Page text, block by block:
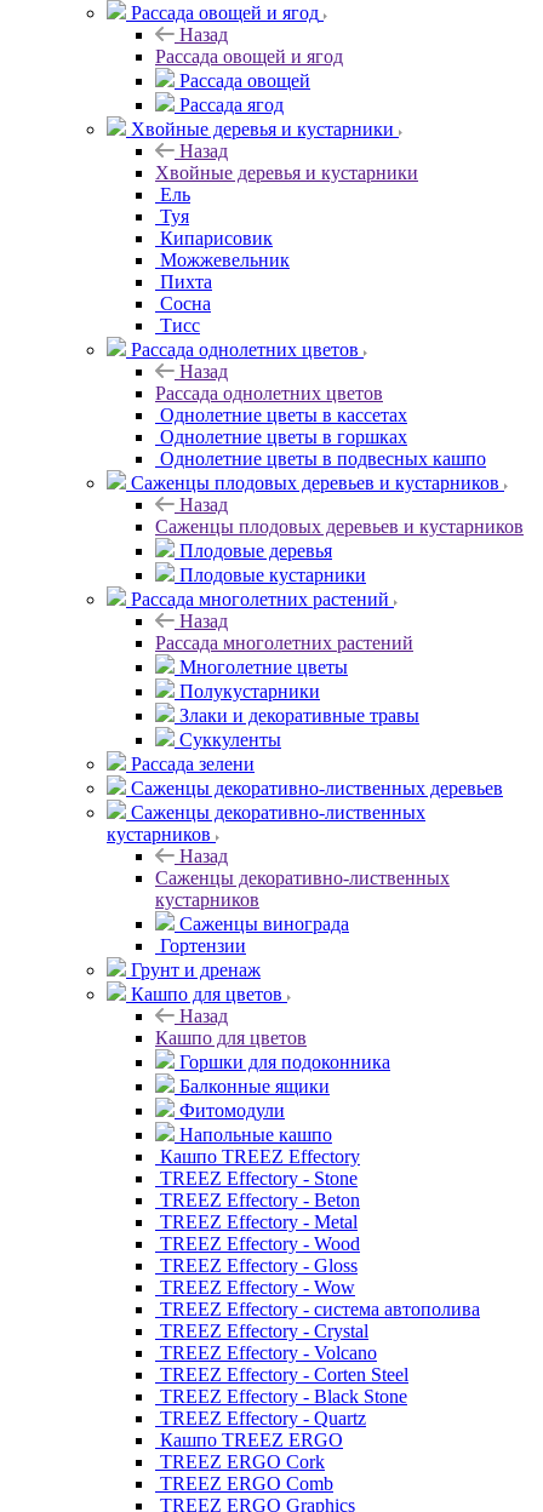
Рассада овощей и ягод
Назад
Рассада овощей и ягод
Рассада овощей
Рассада ягод
Хвойные деревья и кустарники
Назад
Хвойные деревья и кустарники
Ель
Туя
Кипарисовик
Можжевельник
Пихта
Сосна
Тисc
Рассада однолетних цветов
Назад
Рассада однолетних цветов
Однолетние цветы в кассетах
Однолетние цветы в горшках
Однолетние цветы в подвесных кашпо
Саженцы плодовых деревьев и кустарников
Назад
Саженцы плодовых деревьев и кустарников
Плодовые деревья
Плодовые кустарники
Рассада многолетних растений
Назад
Рассада многолетних растений
Многолетние цветы
Полукустарники
Злаки и декоративные травы
Суккуленты
Рассада зелени
Саженцы декоративно-лиственных деревьев
Саженцы декоративно-лиственных
кустарников
Назад
Саженцы декоративно-лиственных
кустарников
Саженцы винограда
Гортензии
Грунт и дренаж
Кашпо для цветов
Назад
Кашпо для цветов
Горшки для подоконника
Балконные ящики
Фитомодули
Напольные кашпо
Кашпо TREEZ Effectory
TREEZ Effectory - Stone
TREEZ Effectory - Beton
TREEZ Effectory - Metal
TREEZ Effectory - Wood
TREEZ Effectory - Gloss
TREEZ Effectory - Wow
TREEZ Effectory - система автополива
TREEZ Effectory - Crystal
TREEZ Effectory - Volcano
TREEZ Effectory - Corten Steel
TREEZ Effectory - Black Stone
TREEZ Effectory - Quartz
Кашпо TREEZ ERGO
TREEZ ERGO Cork
TREEZ ERGO Comb
TREEZ ERGO Graphics